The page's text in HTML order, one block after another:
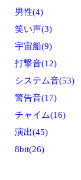
男性(4)
笑い声(3)
宇宙船(9)
打撃音(12)
システム音(53)
警告音(17)
チャイム(16)
演出(45)
8bit(26)